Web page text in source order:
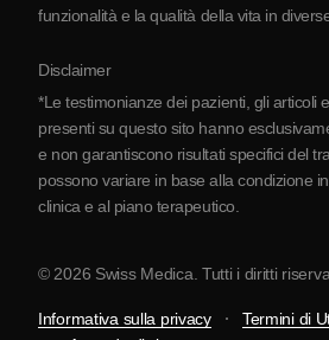
funzionalità e la qualità della vita in
Disclaimer
*Le testimonianze dei pazienti, gli articoli
presenti su questo sito hanno
e non garantiscono risultati specifici del
possono variare in base alla condizione
clinica e al piano terapeutico.
© 2026 Swiss Medica. Tutti i diritti
Informativa sulla privacy
Termini di